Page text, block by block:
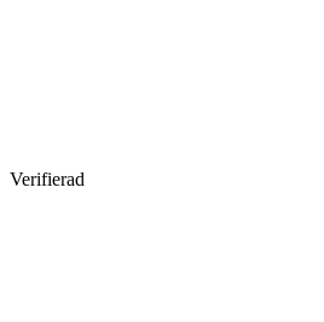
Verifierad